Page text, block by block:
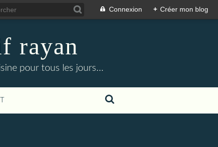
Connexion + Créer mon blog
rayan
pour tous les jours...